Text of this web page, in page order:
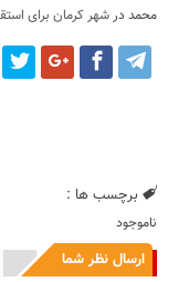
محمد درشهر کرمان برای
برچسب ها :
ناموجود
ارسال نظر شما
انتشار یافته : 0